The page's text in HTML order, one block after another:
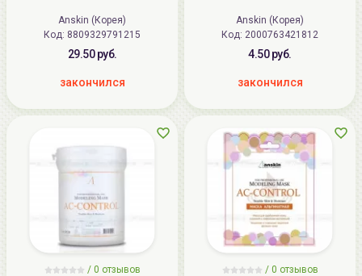
Anskin (Корея)
Код: 8809329791215
29.50 руб.
закончился
Anskin (Корея)
Код: 2000763421812
4.50 руб.
закончился
/ 0 отзывов
/ 0 отзывов